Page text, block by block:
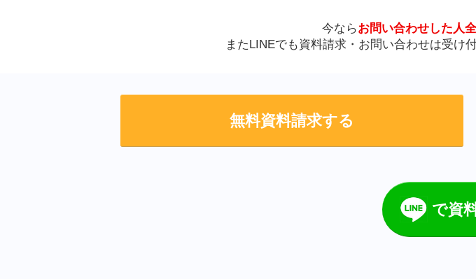
今ならお問い合わせした人
またLINEでも資料請求・お問い合わせは受け
無料資料請求する
で資